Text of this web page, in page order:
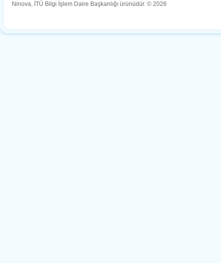
Ninova, İTÜ Bilgi İşlem Daire Başkanlığı ürünüdür. © 2026